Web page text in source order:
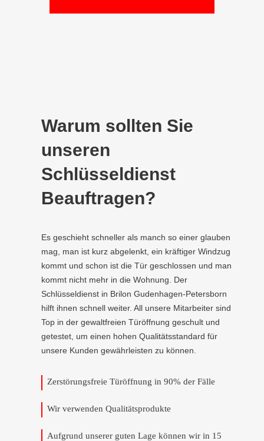
Warum sollten Sie
unseren
Schlüsseldienst
Beauftragen?
Es geschieht schneller als manch so einer glauben
mag, man ist kurz abgelenkt, ein kräftiger Windzug
kommt und schon ist die Tür geschlossen und man
kommt nicht mehr in die Wohnung. Der
Schlüsseldienst in Brilon Gudenhagen-Petersborn
hilft ihnen schnell weiter. All unsere Mitarbeiter sind
Top in der gewaltfreien Türöffnung geschult und
getestet, um einen hohen Qualitätsstandard für
unsere Kunden gewährleisten zu können.
Zerstörungsfreie Türöffnung in 90% der Fälle
Wir verwenden Qualitätsprodukte
Aufgrund unserer guten Lage können wir in 15